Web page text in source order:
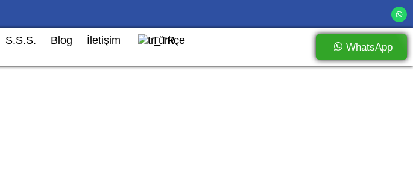
S.S.S. Blog İletişim Türkçe
WhatsApp